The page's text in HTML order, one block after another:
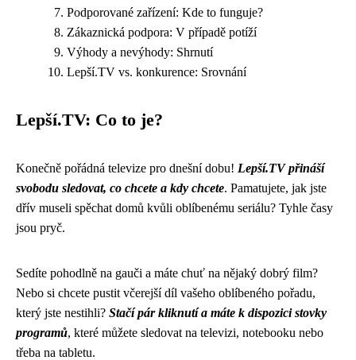
Podporované zařízení: Kde to funguje?
Zákaznická podpora: V případě potíží
Výhody a nevýhody: Shrnutí
Lepší.TV vs. konkurence: Srovnání
Lepší.TV: Co to je?
Konečně pořádná televize pro dnešní dobu! Lepší.TV přináší
svobodu sledovat, co chcete a kdy chcete. Pamatujete, jak jste
dřív museli spěchat domů kvůli oblíbenému seriálu? Tyhle časy
jsou pryč.
Sedíte pohodlně na gauči a máte chuť na nějaký dobrý film?
Nebo si chcete pustit včerejší díl vašeho oblíbeného pořadu,
který jste nestihli? Stačí pár kliknutí a máte k dispozici stovky
programů, které můžete sledovat na televizi, notebooku nebo
třeba na tabletu.